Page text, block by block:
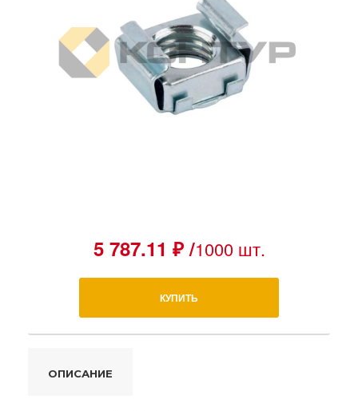
5 787.11 ₽ /1000 шт.
КУПИТЬ
ОПИСАНИЕ